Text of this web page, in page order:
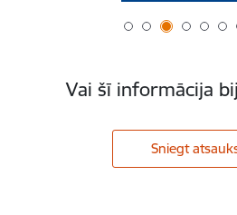
Vai šī informācija
Sniegt